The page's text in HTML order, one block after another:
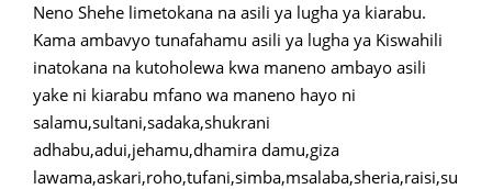
Neno Shehe limetokana na asili ya lugha ya kiarabu.
Kama ambavyo tunafahamu asili ya lugha ya Kiswahili
inatokana na kutoholewa kwa maneno ambayo asili
yake ni kiarabu mfano wa maneno hayo ni
salamu,sultani,sadaka,shukrani
adhabu,adui,jehamu,dhamira damu,giza
lawama,askari,roho,tufani,simba,msalaba,sheria,raisi,su